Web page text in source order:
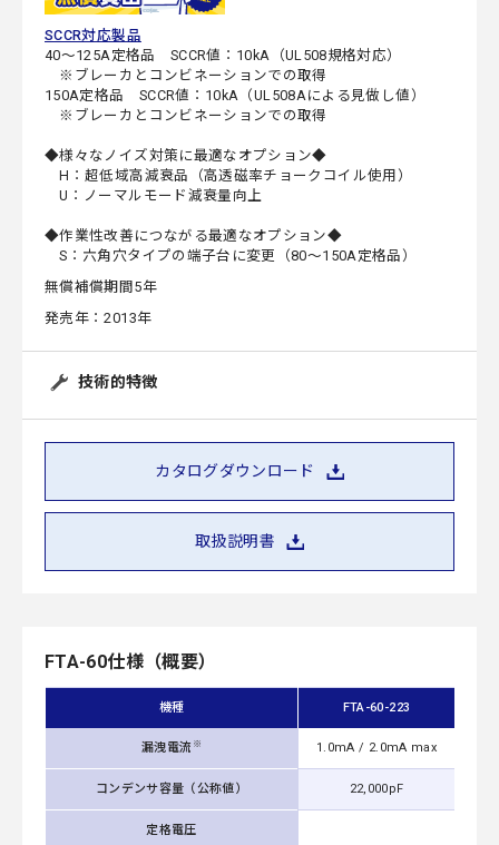
SCCR対応製品
40～125A定格品 SCCR値：10kA（UL508規格対応）
※ブレーカとコンビネーションでの取得
150A定格品 SCCR値：10kA（UL508Aによる見做し値）
※ブレーカとコンビネーションでの取得
◆様々なノイズ対策に最適なオプション◆
H：超低域高減衰品（高透磁率チョークコイル使用）
U：ノーマルモード減衰量向上
◆作業性改善につながる最適なオプション◆
S：六角穴タイプの端子台に変更（80～150A定格品）
無償補償期間5年
発売年：2013年
技術的特徴
カタログダウンロード
取扱説明書
FTA-60仕様（概要）
機種 FTA-60-223
漏洩電流 ※ 1.0mA / 2.0mA max
コンデンサ容量（公称値） 22,000pF
定格電圧